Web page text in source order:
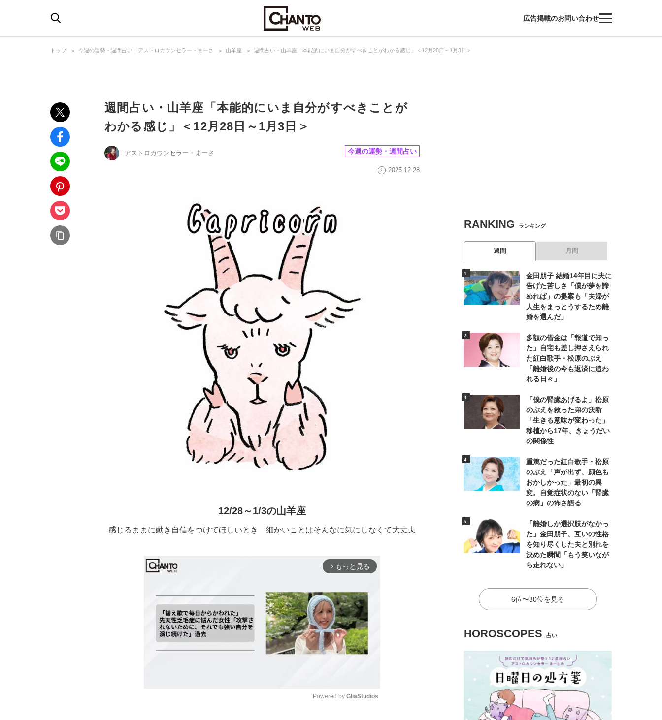
広告掲載のお問い合わせ
トップ 今週の運勢・週間占い｜アストロカウンセラー・まーさ 山羊座 週間占い・山羊座「本能的にいま自分がすべきことがわかる感じ」＜12月28日～1月3日＞
週間占い・山羊座「本能的にいま自分がすべきことが
わかる感じ」＜12月28日～1月3日＞
アストロカウンセラー・まーさ 今週の運勢・週間占い
2025.12.28
12/28～1/3の山羊座
感じるままに動き自信をつけてほしいとき 細かいことはそんなに気にしなくて大丈夫
arrow_forward_ios もっと見る
Powered by GliaStudios
RANKING ランキング
週間 月間
金田朋子 結婚14年目に夫に
告げた苦しさ「僕が夢を諦
めれば」の提案も「夫婦が
人生をまっとうするため離
婚を選んだ」
多額の借金は「報道で知っ
た」自宅も差し押さえられ
た紅白歌手・松原のぶえ
「離婚後の今も返済に追わ
れる日々」
「僕の腎臓あげるよ」松原
のぶえを救った弟の決断
「生きる意味が変わった」
移植から17年、きょうだい
の関係性
重篤だった紅白歌手・松原
のぶえ「声が出ず、顔色も
おかしかった」最初の異
変。自覚症状のない「腎臓
の病」の怖さ語る
「離婚しか選択肢がなかっ
た」金田朋子、互いの性格
を知り尽くした夫と別れを
決めた瞬間「もう笑いなが
ら走れない」
6位〜30位を見る
HOROSCOPES 占い